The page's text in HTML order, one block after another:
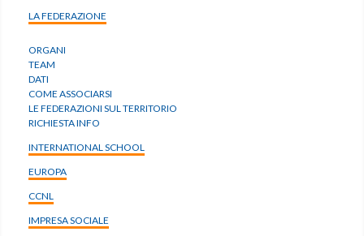
LA FEDERAZIONE
ORGANI
TEAM
DATI
COME ASSOCIARSI
LE FEDERAZIONI SUL TERRITORIO
RICHIESTA INFO
INTERNATIONAL SCHOOL
EUROPA
CCNL
IMPRESA SOCIALE